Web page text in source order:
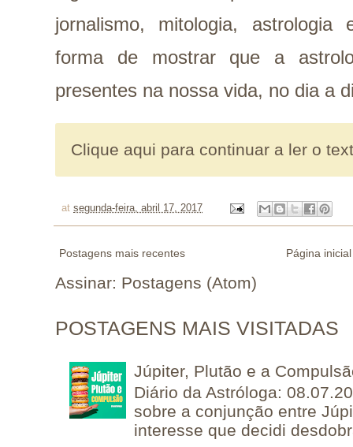
jornalismo, mitologia,
forma de mostrar que a
presentes na nossa vida, no dia a
Clique aqui para continuar a ler o
at segunda-feira, abril 17, 2017
Postagens mais recentes Página inicial
Assinar: Postagens (Atom)
POSTAGENS MAIS VISITADAS
Júpiter, Plutão e a
Diário da Astróloga:
sobre a conjunção entre
interesse que decidi